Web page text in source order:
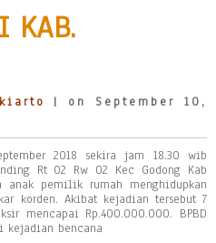
KAB.
| on September 10,
2018 sekira jam 18.30 wib
Rt 02 Rw 02 Kec Godong Kab
anak pemilik rumah menghidupkan
korden. Akibat kejadian tersebut 7
mencapai Rp.400.000.000. BPBD
kejadian bencana